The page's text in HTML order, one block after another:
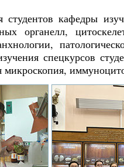
студентов кафедры
органелл,
спецкурсов
микроскопия,